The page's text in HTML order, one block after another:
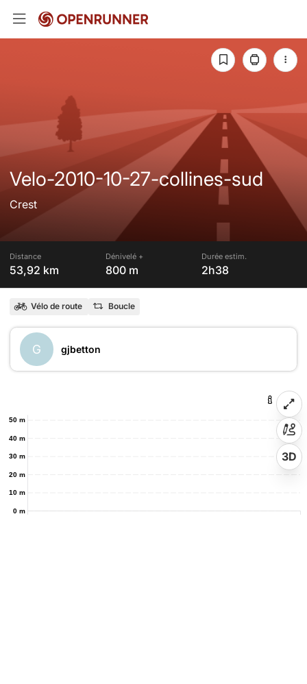
Velo-2010-10-27-collines-sud
Crest
Distance
53,92 km
Dénivelé +
800 m
Durée estim.
2h38
Vélo de route Boucle
G gjbetton
0 m
10 m
20 m
30 m
40 m
50 m
3D